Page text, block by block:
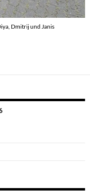
Dmitrij und Janis
U14 Auf Erfolgskurs!